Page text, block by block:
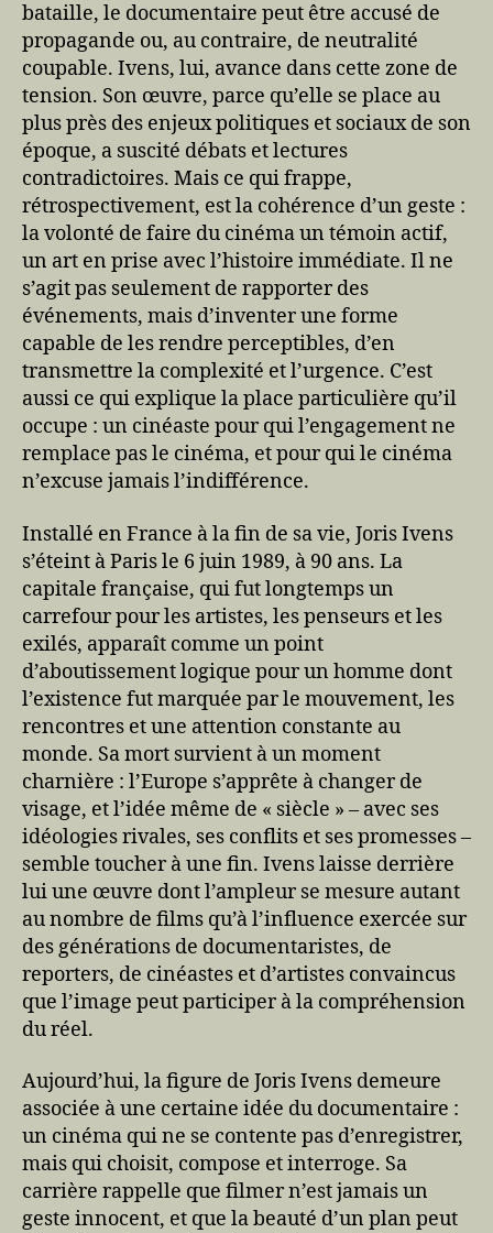
bataille, le documentaire peut être accusé de
propagande ou, au contraire, de neutralité
coupable. Ivens, lui, avance dans cette zone de
tension. Son œuvre, parce qu’elle se place au
plus près des enjeux politiques et sociaux de son
époque, a suscité débats et lectures
contradictoires. Mais ce qui frappe,
rétrospectivement, est la cohérence d’un geste :
la volonté de faire du cinéma un témoin actif,
un art en prise avec l’histoire immédiate. Il ne
s’agit pas seulement de rapporter des
événements, mais d’inventer une forme
capable de les rendre perceptibles, d’en
transmettre la complexité et l’urgence. C’est
aussi ce qui explique la place particulière qu’il
occupe : un cinéaste pour qui l’engagement ne
remplace pas le cinéma, et pour qui le cinéma
n’excuse jamais l’indifférence.
Installé en France à la fin de sa vie, Joris Ivens
s’éteint à Paris le 6 juin 1989, à 90 ans. La
capitale française, qui fut longtemps un
carrefour pour les artistes, les penseurs et les
exilés, apparaît comme un point
d’aboutissement logique pour un homme dont
l’existence fut marquée par le mouvement, les
rencontres et une attention constante au
monde. Sa mort survient à un moment
charnière : l’Europe s’apprête à changer de
visage, et l’idée même de « siècle » – avec ses
idéologies rivales, ses conflits et ses promesses –
semble toucher à une fin. Ivens laisse derrière
lui une œuvre dont l’ampleur se mesure autant
au nombre de films qu’à l’influence exercée sur
des générations de documentaristes, de
reporters, de cinéastes et d’artistes convaincus
que l’image peut participer à la compréhension
du réel.
Aujourd’hui, la figure de Joris Ivens demeure
associée à une certaine idée du documentaire :
un cinéma qui ne se contente pas d’enregistrer,
mais qui choisit, compose et interroge. Sa
carrière rappelle que filmer n’est jamais un
geste innocent, et que la beauté d’un plan peut